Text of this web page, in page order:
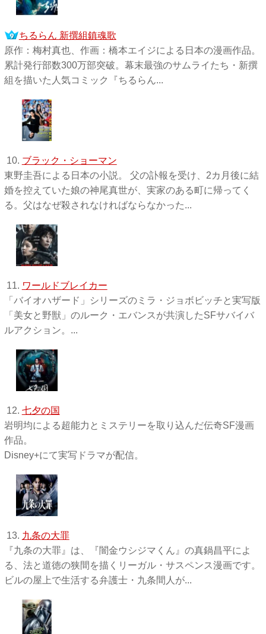
ちるらん 新撰組鎮魂歌
原作：梅村真也、作画：橋本エイジによる日本の漫画作品。
累計発行部数300万部突破。幕末最強のサムライたち・新撰
組を描いた人気コミック『ちるらん...
10. ブラック・ショーマン
東野圭吾による日本の小説。 父の訃報を受け、2カ月後に結
婚を控えていた娘の神尾真世が、実家のある町に帰ってく
る。父はなぜ殺されなければならなかった...
11. ワールドブレイカー
「バイオハザード」シリーズのミラ・ジョボビッチと実写版
「美女と野獣」のルーク・エバンスが共演したSFサバイバ
ルアクション。...
12. 七夕の国
岩明均による超能力とミステリーを取り込んだ伝奇SF漫画
作品。
Disney+にて実写ドラマが配信。
13. 九条の大罪
『九条の大罪』は、『闇金ウシジマくん』の真鍋昌平によ
る、法と道徳の狭間を描くリーガル・サスペンス漫画です。
ビルの屋上で生活する弁護士・九条間人が...